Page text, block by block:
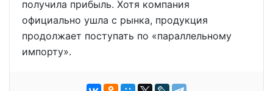
получила прибыль. Хотя компания
официально ушла с рынка, продукция
продолжает поступать по «параллельному
импорту».